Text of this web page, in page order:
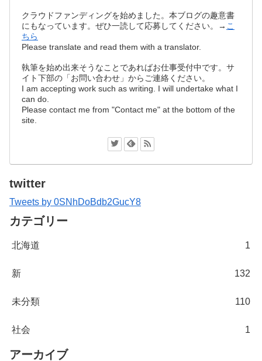
クラウドファンディングを始めました。本ブログの趣意書
にもなっています。ぜひ一読して応募してください。→ こ
ちら
Please translate and read them with a translator.
執筆を始め出来そうなことであればお仕事受付中です。サ
イト下部の「お問い合わせ」からご連絡ください。
I am accepting work such as writing. I will undertake what I
can do.
Please contact me from "Contact me" at the bottom of the
site.
twitter
Tweets by 0SNhDoBdb2GucY8
カテゴリー
北海道 1
新 132
未分類 110
社会 1
アーカイブ